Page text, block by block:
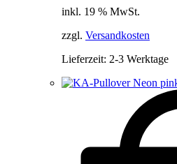
inkl. 19 % MwSt.
zzgl. Versandkosten
Lieferzeit: 2-3 Werktage